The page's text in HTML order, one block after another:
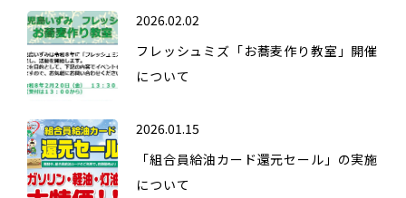
2026.02.02
フレッシュミズ「お蕎麦作り教室」開催
について
2026.01.15
「組合員給油カード還元セール」の実施
について